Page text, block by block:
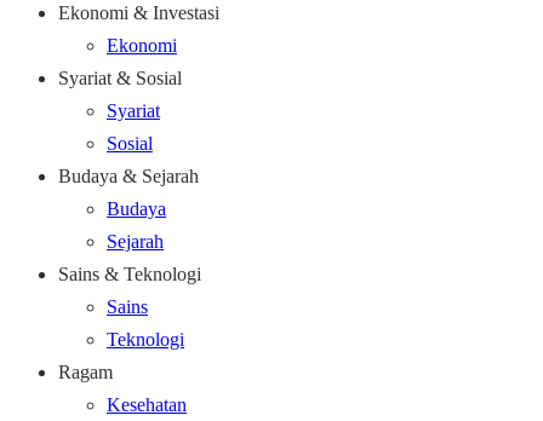
Ekonomi & Investasi
Ekonomi
Syariat & Sosial
Syariat
Sosial
Budaya & Sejarah
Budaya
Sejarah
Sains & Teknologi
Sains
Teknologi
Ragam
Kesehatan